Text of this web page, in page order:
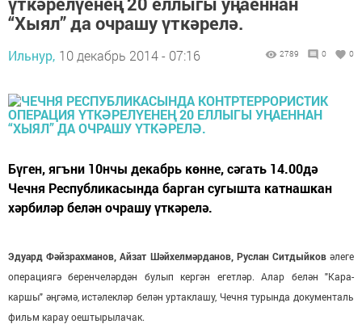
“Хыял” да очрашу үткәрелә.
Ильнур, 10 декабрь 2014 - 07:16 2789 0 0
Бүген, ягъни 10нчы декабрь көнне, сәгать 14.00дә
Чечня Республикасында барган сугышта катнашкан
хәрбиләр белән очрашу үткәрелә.
Эдуард Фәйзрахманов, Айзат Шәйхелмәрданов, Руслан Ситдыйковәлеге
операциягә беренчеләрдән булып кергән егетләр. Алар белән "Кара-
каршы" әңгәмә, истәлекләр белән уртаклашу, Чечня турында документаль
фильм карау оештырылачак.